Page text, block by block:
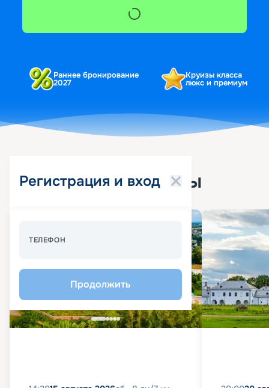
Раннее бронирование
2027
Круизы класса
люкс и премиум
Регистрация и вход
ТЕЛЕФОН
Продолжить
Популярные круизы